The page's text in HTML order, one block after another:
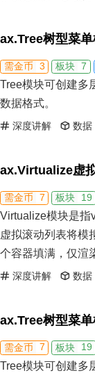
ax.Tree树型菜
需金币 3 板块 7
Tree模块可创建多
数据格式。
深度讲解 数据
ax.Virtualize虚
需金币 7 板块 19
Virtualize模块是指
虚拟滚动列表将模
个容器填满，仅渲
已，理论上支持十
深度讲解 数据
ax.Tree树型菜
需金币 7 板块 19
Tree模块可创建多